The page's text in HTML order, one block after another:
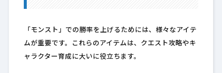
「モンスト」での勝率を上げるためには、様々なアイテ
ムが重要です。これらのアイテムは、クエスト攻略やキ
ャラクター育成に大いに役立ちます。